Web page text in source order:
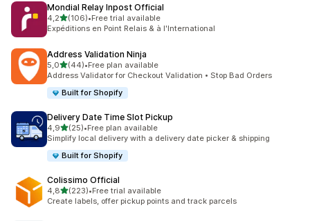
Mondial Relay Inpost Official
4,2stelle su 5
(106)
106 recensioni totali
•Free trial available
Expéditions en Point Relais & à l'International
Address Validation Ninja
5,0stelle su 5
(44)
44 recensioni totali
•Free plan available
Address Validator for Checkout Validation • Stop Bad Orders
Built for Shopify
Delivery Date Time Slot Pickup
4,9stelle su 5
(25)
25 recensioni totali
•Free plan available
Simplify local delivery with a delivery date picker & shipping
Built for Shopify
Colissimo Official
4,8stelle su 5
(223)
223 recensioni totali
•Free trial available
Create labels, offer pickup points and track parcels